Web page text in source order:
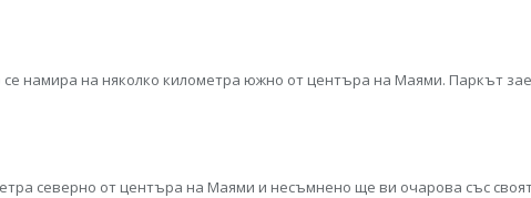
намира на няколко километра южно от центъра на Маями. Паркът
северно от центъра на Маями и несъмнено ще ви очарова със